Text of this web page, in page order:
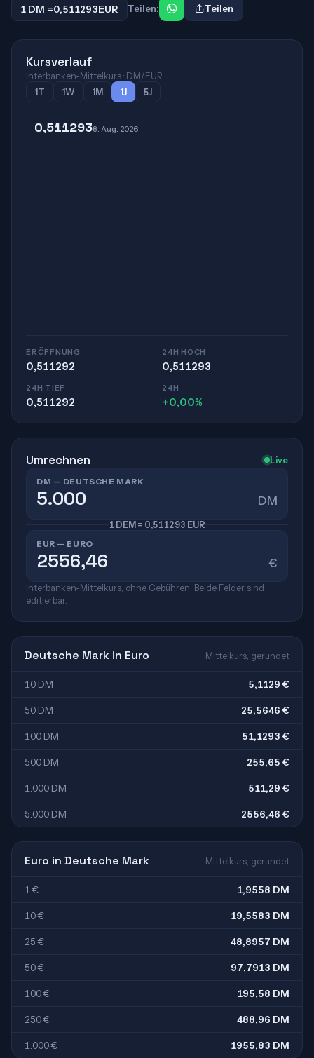
1 DM =0,511293EUR Teilen: Teilen
Kursverlauf
Interbanken-Mittelkurs · DM/EUR
1T
1W 1M 1J 5J
0,5112938. Aug. 2026
ERÖFFNUNG
0,511292
24H HOCH
0,511293
24H TIEF
0,511292
24H
+0,00%
Umrechnen Live
DM — DEUTSCHE MARK
DM
1 DEM = 0,511293 EUR
EUR — EURO
€
Interbanken-Mittelkurs, ohne Gebühren. Beide Felder sind
editierbar.
Deutsche Mark in Euro Mittelkurs, gerundet
10 DM 5,1129 €
50 DM 25,5646 €
100 DM 51,1293 €
500 DM 255,65 €
1.000 DM 511,29 €
5.000 DM 2556,46 €
Euro in Deutsche Mark Mittelkurs, gerundet
1 € 1,9558 DM
10 € 19,5583 DM
25 € 48,8957 DM
50 € 97,7913 DM
100 € 195,58 DM
250 € 488,96 DM
1.000 € 1955,83 DM